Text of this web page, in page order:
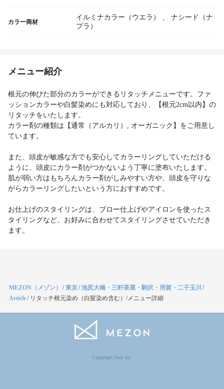
カラー商材
イルミナカラー（ウエラ） 、
ナシード（ナ
プラ）
メニュー紹介
根元の伸びた部分のカラーができるリタッチメニューです。ファ
ッションカラーや白髪染めにも対応しており、【根元2cm以内】の
リタッチをいたします。
カラー剤の種類は【通常（アルカリ）, オーガニック】をご用意し
ています。
また、頭皮が敏感な方でも安心してカラーリングしていただける
ように、頭皮にカラー剤がつかないよう丁寧に塗布いたします。
肌が弱い方はもちろんカラー剤がしみやすい方や、頭皮を守りな
がらカラーリングしたいという方におすすめです。
お仕上げのスタイリングは、ブロー仕上げやアイロンを使ったス
タイリングなど、お好みに合わせてスタイリングさせていただき
ます。
MEZON（メゾン） /東京/池尻大橋・三軒茶屋・駒沢・用賀・二子玉川 /
Article/ リタッチ根元染め（白髪染め含む）/メニュー詳細
Copyright Jocy inc.